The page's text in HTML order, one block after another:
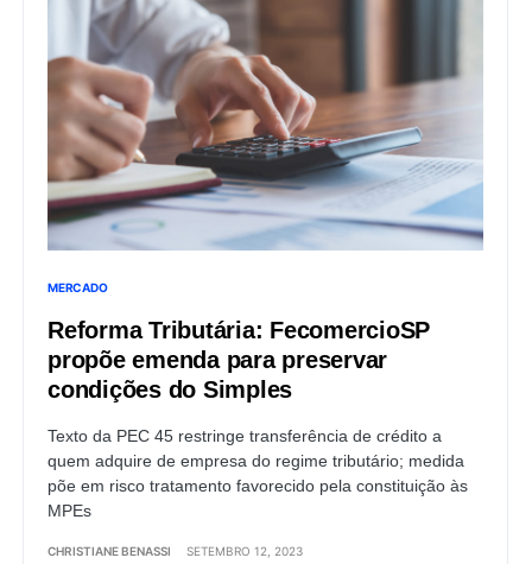
MERCADO
Reforma Tributária: FecomercioSP
propõe emenda para preservar
condições do Simples
Texto da PEC 45 restringe transferência de crédito a
quem adquire de empresa do regime tributário; medida
põe em risco tratamento favorecido pela constituição às
MPEs
CHRISTIANE BENASSI SETEMBRO 12, 2023